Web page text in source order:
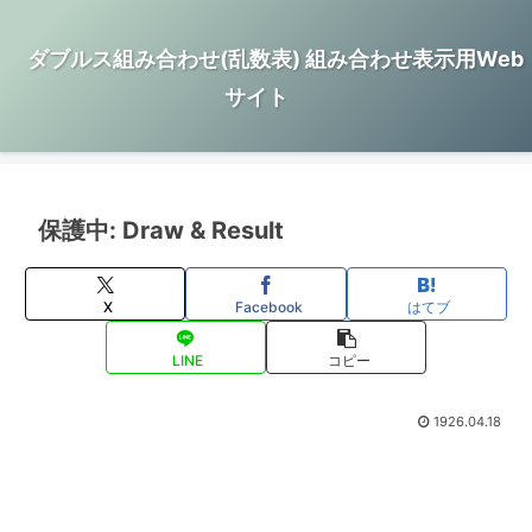
ダブルス組み合わせ(乱数表) 組み合わせ表示用Web
サイト
保護中: Draw & Result
X Facebook はてブ
LINE コピー
1926.04.18